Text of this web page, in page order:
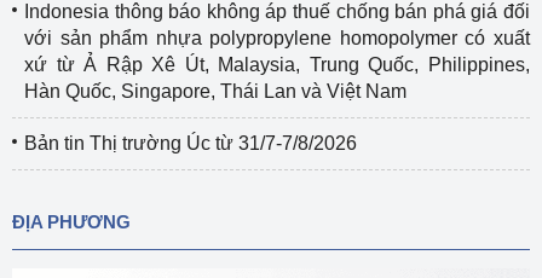
Indonesia thông báo không áp thuế chống bán phá giá đối
với sản phẩm nhựa polypropylene homopolymer có xuất
xứ từ Ả Rập Xê Út, Malaysia, Trung Quốc, Philippines,
Hàn Quốc, Singapore, Thái Lan và Việt Nam
Bản tin Thị trường Úc từ 31/7-7/8/2026
ĐỊA PHƯƠNG